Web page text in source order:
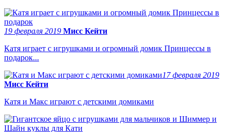
19 февраля 2019 Мисс Кейти
Катя играет с игрушками и огромный домик Принцессы в
подарок...
17 февраля 2019
Мисс Кейти
Катя и Макс играют с детскими домиками